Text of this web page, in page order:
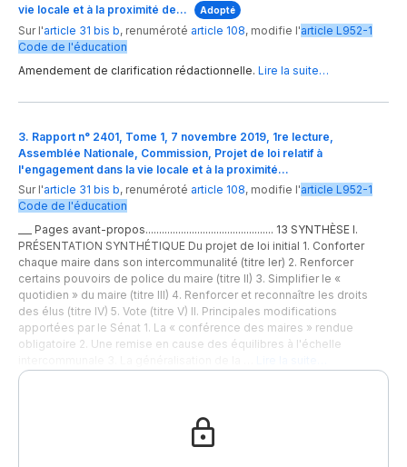
vie locale et à la proximité de…
Adopté
Sur l'article 31 bis b, renuméroté article 108, modifie l'article L952-1
Code de l'éducation
Amendement de clarification rédactionnelle. Lire la suite…
3. Rapport n° 2401, Tome 1, 7 novembre 2019, 1re lecture,
Assemblée Nationale, Commission, Projet de loi relatif à
l'engagement dans la vie locale et à la proximité…
Sur l'article 31 bis b, renuméroté article 108, modifie l'article L952-1
Code de l'éducation
___ Pages avant-propos............................................... 13 SYNTHÈSE I.
PRÉSENTATION SYNTHÉTIQUE Du projet de loi initial 1. Conforter
chaque maire dans son intercommunalité (titre Ier) 2. Renforcer
certains pouvoirs de police du maire (titre II) 3. Simplifier le «
quotidien » du maire (titre III) 4. Renforcer et reconnaître les droits
des élus (titre IV) 5. Vote (titre V) II. Principales modifications
apportées par le Sénat 1. La « conférence des maires » rendue
obligatoire 2. Une remise en cause des équilibres à l'échelle